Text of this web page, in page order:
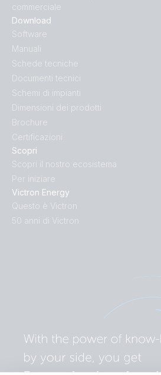
Scopri
Scopri il nostro ecosistema
Per iniziare
Victron Energy
Questo è Victron
50 anni di Victron
Download
Software
Manuali
Schede tecniche
Documenti tecnici
Schemi di impianti
Dimensioni dei prodotti
Brochure
Certificazioni
commerciale